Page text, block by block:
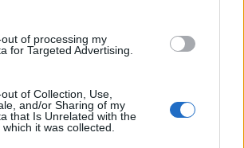
of processing my
for Targeted Advertising.
of Collection, Use,
and/or Sharing of my
that Is Unrelated with the
it was collected.
dati e clip in racconti social. Ricorda
Olimpico Grande Torino: da
nacque la sua linea editoriale,
Dettaglio unico: una stagione
under15 al Chieri e ciclista urbano.